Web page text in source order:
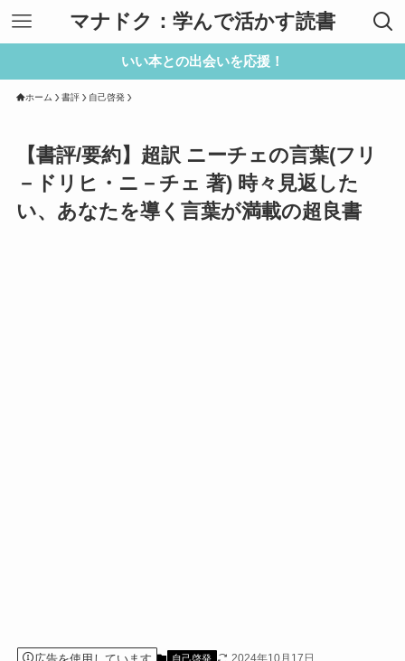
マナドク：学んで活かす読書
いい本との出会いを応援！
ホーム 書評 自己啓発
【書評/要約】超訳 ニーチェの言葉(フリ
－ドリヒ・ニ－チェ 著) 時々見返した
い、あなたを導く言葉が満載の超良書
自己啓発 2024年10月17日